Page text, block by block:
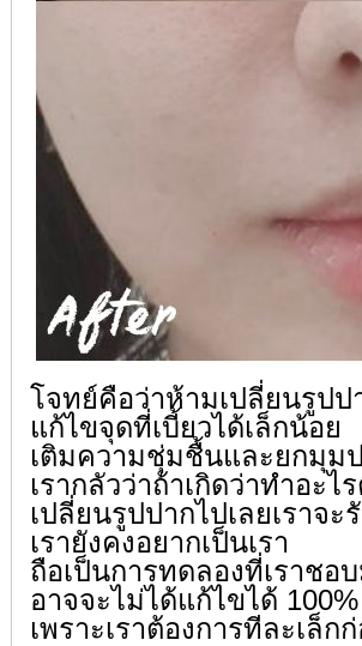
โจทย์คือว่าห้ามเปลี่ยนรูปป
แก้ไขจุดที่เบี้ยวได้เล็กน้อย
เติมความชุ่มชื้นและยกมุม
เรากลัวว่าถ้าเกิดว่าทำอะไ
เปลี่ยนรูปปากไปเลยเราจะ
เรายังคงอยากเป็นเรา
ถือเป็นการทดลองที่เราชอ
อาจจะไม่ได้แก้ไขได้ 100%
เพราะเราต้องการทีละเล็ก